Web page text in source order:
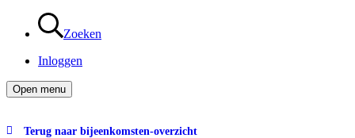
Zoeken
Inloggen
Open menu
Terug naar bijeenkomsten-overzicht